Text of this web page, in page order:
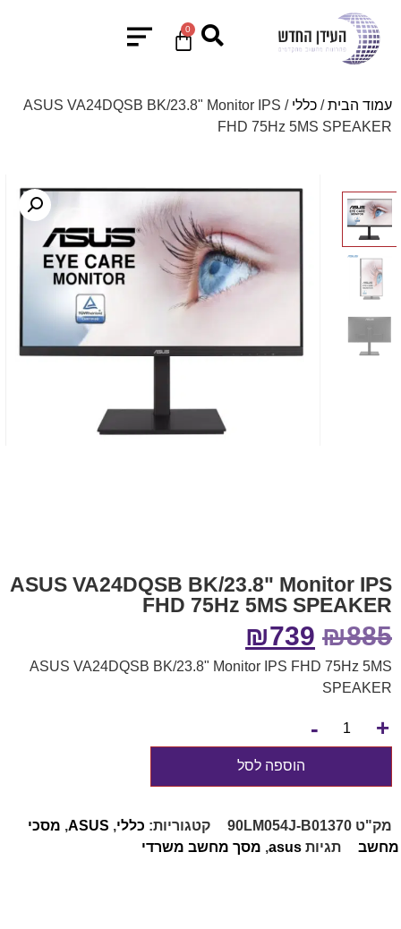
0
עמוד הבית/ כללי
/ ASUS VA24DQSB BK/23.8" Monitor IPS
FHD 75Hz 5MS SPEAKER
ASUS VA24DQSB BK/23.8" Monitor IPS
FHD 75Hz 5MS SPEAKER
₪885
₪739
ASUS VA24DQSB BK/23.8" Monitor IPS FHD 75Hz 5MS
SPEAKER
+
-
הוספה לסל
מק"ט 90LM054J-B01370 קטגוריות: כללי,
ASUS
, מסכי
מחשב
תגיות asus
, מסך מחשב משרדי